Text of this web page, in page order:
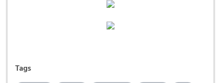
Tags